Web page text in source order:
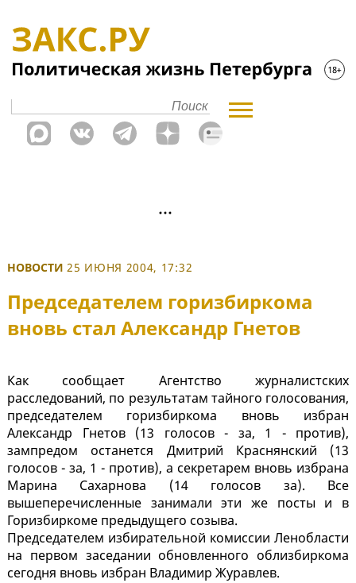
НОВОСТИ 25 ИЮНЯ 2004, 17:32
Председателем горизбиркома
вновь стал Александр Гнетов
Как сообщает Агентство журналистских
расследований, по результатам тайного голосования,
председателем горизбиркома вновь избран
Александр Гнетов (13 голосов - за, 1 - против),
зампредом останется Дмитрий Краснянский (13
голосов - за, 1 - против), а секретарем вновь избрана
Марина Сахарнова (14 голосов за). Все
вышеперечисленные занимали эти же посты и в
Горизбиркоме предыдущего созыва.
Председателем избирательной комиссии Ленобласти
на первом заседании обновленного облизбиркома
сегодня вновь избран Владимир Журавлев.